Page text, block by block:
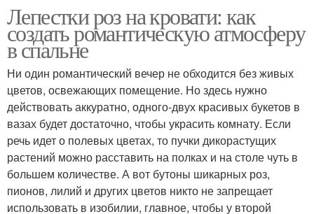
Лепестки роз на кровати: как
создать романтическую атмосферу
в спальне
Ни один романтический вечер не обходится без живых
цветов, освежающих помещение. Но здесь нужно
действовать аккуратно, одного-двух красивых букетов в
вазах будет достаточно, чтобы украсить комнату. Если
речь идет о полевых цветах, то пучки дикорастущих
растений можно расставить на полках и на столе чуть в
большем количестве. А вот бутоны шикарных роз,
пионов, лилий и других цветов никто не запрещает
использовать в изобилии, главное, чтобы у второй